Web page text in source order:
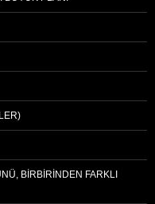
BIRBIRINDEN FARKLI